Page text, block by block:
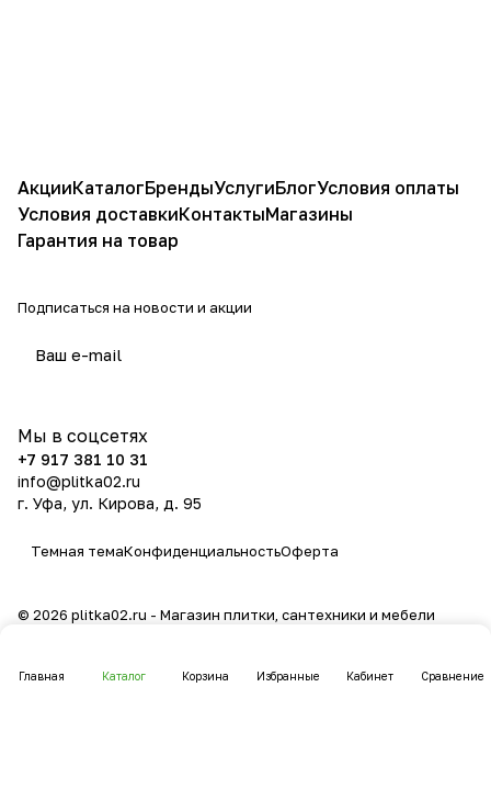
Главная Каталог Корзина Избранные Кабинет Сравнение
АкцииКаталогБрендыУслугиБлогУсловия оплаты
Условия доставкиКонтактыМагазины
Гарантия на товар
Подписаться на новости и акции
Мы в соцсетях
+7 917 381 10 31
info@plitka02.ru
г. Уфа, ул. Кирова, д. 95
Темная темаКонфиденциальностьОферта
© 2026 plitka02.ru - Магазин плитки, сантехники и мебели